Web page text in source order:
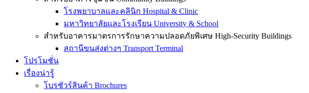
โรงพยาบาลและคลินิก Hospital & Clinic
มหาวิทยาลัยและโรงเรียน University & School
สำหรับอาคารมาตรการรักษาความปลอดภัยพิเศษ High-Security Buildings
สถานีขนส่งต่างๆ Transport Terminal
โปรโมชั่น
เรื่องน่ารู้
โบรชัวร์สินค้า Brochures